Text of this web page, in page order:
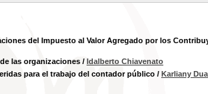
del Impuesto al Valor Agregado por los
las organizaciones / Idalberto Chiavenato
para el trabajo del contador público / Karliany